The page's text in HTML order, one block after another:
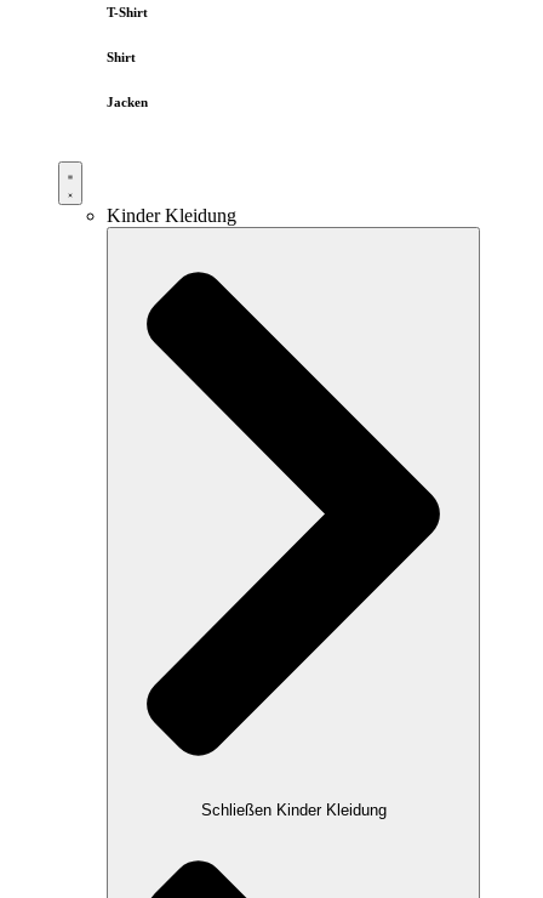
T-Shirt
Shirt
Jacken
Kinder Kleidung
Schließen Kinder Kleidung